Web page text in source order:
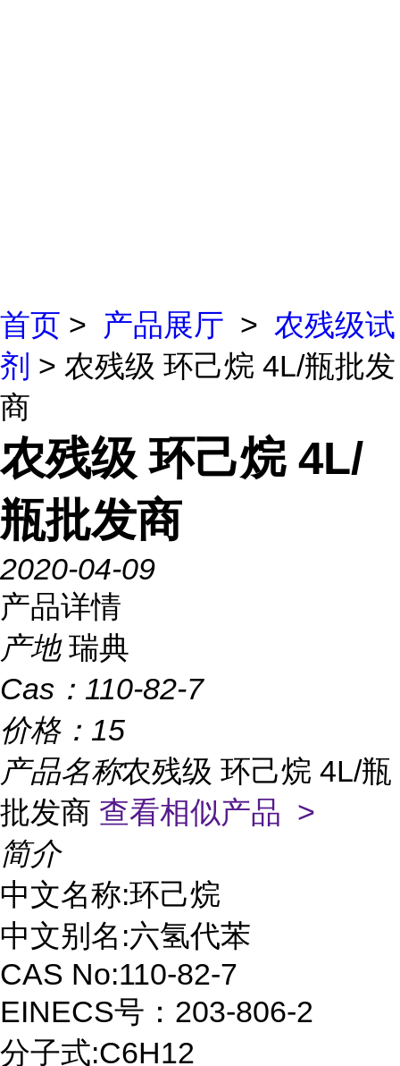
首页 > 产品展厅 > 农残级试
剂 > 农残级 环己烷 4L/瓶批发
商
农残级 环己烷 4L/
瓶批发商
2020-04-09
产品详情
产地 瑞典
Cas： 110-82-7
价格： 15
产品名称农残级 环己烷 4L/瓶
批发商 查看相似产品 >
简介
中文名称:环己烷
中文别名:六氢代苯
CAS No:110-82-7
EINECS号：203-806-2
分子式:C6H12